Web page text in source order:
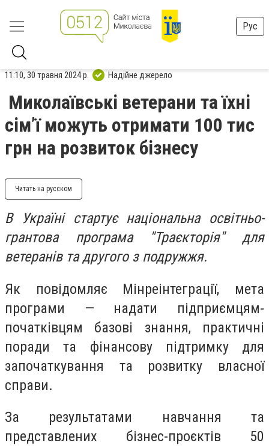
Рус
11:10, 30 травня 2024 р. Надійне джерело
Миколаївські ветерани та їхні
сімʼї можуть отримати 100 тис
грн на розвиток бізнесу
Читать на русском
В Україні стартує національна освітньо-
грантова програма "Траєкторія" для
ветеранів та другого з подружжя.
Як повідомляє Мінреінтеграції, мета
програми — надати підприємцям-
початківцям базові знання, практичні
поради та фінансову підтримку для
започаткування та розвитку власної
справи.
За результатами навчання та
представлених бізнес-проєктів 50